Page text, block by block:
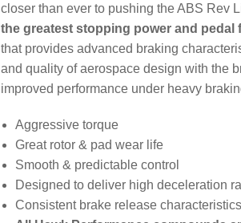
closer than ever to pushing the ABS Rev
the greatest stopping power and
that provides advanced braking
and quality of aerospace design with the
improved performance under heavy
Aggressive torque
Great rotor & pad wear life
Smooth & predictable control
Designed to deliver high deceleration
Consistent brake release